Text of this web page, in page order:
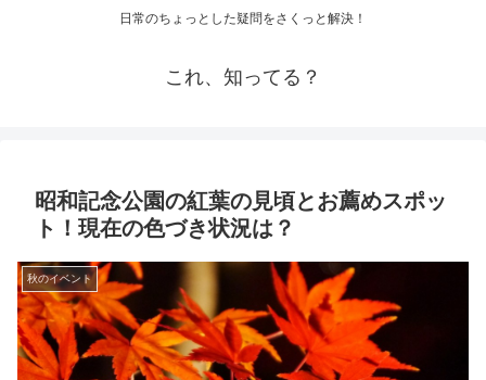
日常のちょっとした疑問をさくっと解決！
これ、知ってる？
昭和記念公園の紅葉の見頃とお薦めスポッ
ト！現在の色づき状況は？
秋のイベント